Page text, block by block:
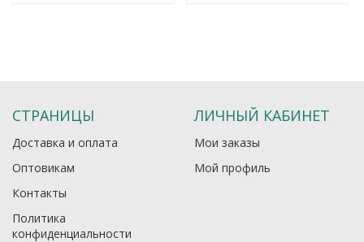
СТРАНИЦЫ
Доставка и оплата
Оптовикам
Контакты
Политика
конфиденциальности
ЛИЧНЫЙ КАБИНЕТ
Мои заказы
Мой профиль